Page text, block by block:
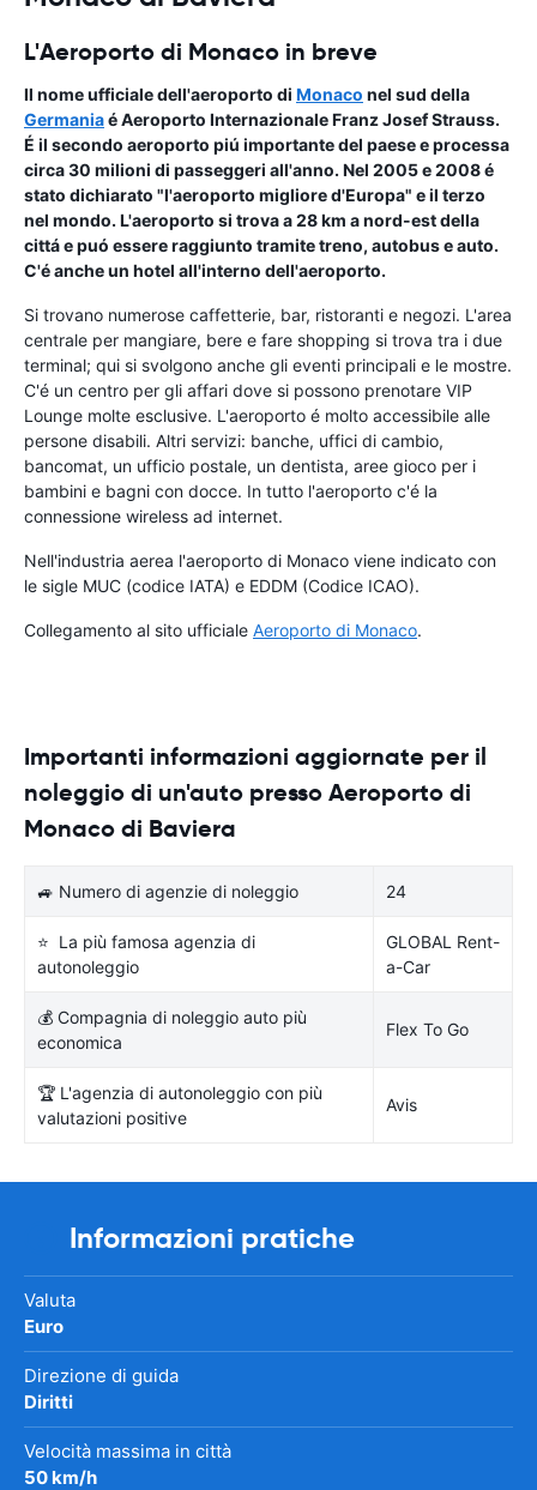
L'Aeroporto di Monaco in breve
Il nome ufficiale dell'aeroporto di Monaco nel sud della
GermaniaéAeroporto InternazionaleFranz Josef Strauss.
É il secondo aeroporto piú importante del paese e processa
circa 30 milioni di passeggeri all'anno. Nel 2005 e 2008 é
stato dichiarato "l'aeroporto migliore d'Europa" e il terzo
nel mondo. L'aeroporto si trova a 28 km a nord-est della
cittá e puó essere raggiunto tramite treno, autobus e auto.
C'é anche un hotel all'interno dell'aeroporto.
Si trovano numerose caffetterie, bar, ristoranti e negozi. L'area
centrale per mangiare, bere e fare shopping si trova tra i due
terminal; qui si svolgono anche gli eventi principali e le mostre.
C'é un centro per gli affari dove si possono prenotare VIP
Lounge molte esclusive. L'aeroporto é molto accessibile alle
persone disabili. Altri servizi: banche, uffici di cambio,
bancomat, un ufficio postale, un dentista, aree gioco per i
bambini e bagni con docce. In tutto l'aeroporto c'é la
connessione wireless ad internet.
Nell'industria aerea l'aeroporto di Monaco viene indicato con
le sigle MUC (codice IATA) e EDDM (Codice ICAO).
Collegamento al sito ufficiale Aeroporto di Monaco.
Importanti informazioni aggiornate per il
noleggio di un'auto presso Aeroporto di
Monaco di Baviera
🚙 Numero di agenzie di noleggio 24
⭐ La più famosa agenzia di
autonoleggio
GLOBAL Rent-
a-Car
💰 Compagnia di noleggio auto più
economica
Flex To Go
🏆 L'agenzia di autonoleggio con più
valutazioni positive
Avis
Informazioni pratiche
Valuta
Euro
Direzione di guida
Diritti
Velocità massima in città
50 km/h